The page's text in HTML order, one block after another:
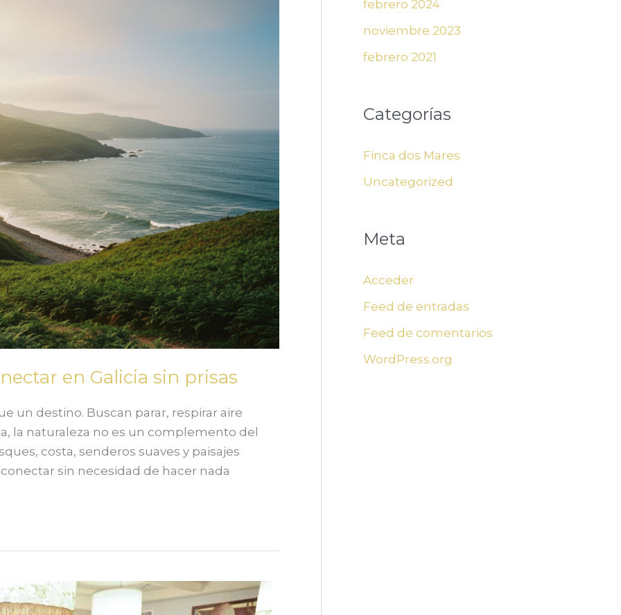
en Galicia sin prisas
un destino. Buscan parar, respirar aire
la naturaleza no es un complemento del
costa, senderos suaves y paisajes
sin necesidad de hacer nada
febrero 2024
noviembre 2023
febrero 2021
Categorías
Finca dos Mares
Uncategorized
Meta
Acceder
Feed de entradas
Feed de comentarios
WordPress.org